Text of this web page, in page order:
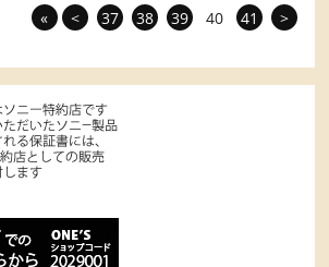
« < 37 38 39 40 41 >